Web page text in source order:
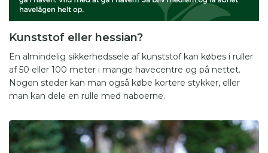
Kunststof eller hessian?
En almindelig sikkerhedssele af kunststof kan købes i ruller
af 50 eller 100 meter i mange havecentre og på nettet.
Nogen steder kan man også købe kortere stykker, eller
man kan dele en rulle med naboerne.